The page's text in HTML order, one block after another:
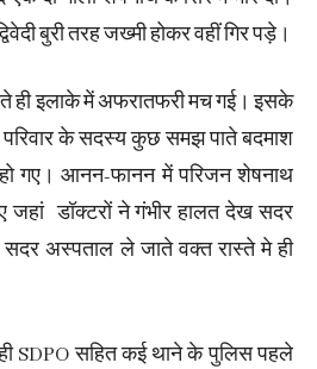
बुरी तरह जख्मी होकर वहीं गिर पड़े।
ही इलाके में अफरातफरी मच गई। इसके
के सदस्य कुछ समझ पाते बदमाश
हो गए। आनन-फानन में परिजन शेषनाथ
जहां डॉक्टरों ने गंभीर हालत देख सदर
अस्पताल ले जाते वक्त रास्ते मे ही
SDPO सहित कई थाने के पुलिस पहले